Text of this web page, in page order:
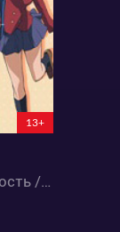
13+
Драма / Комедия / Повседневность / Романтика / Школа / Аниме